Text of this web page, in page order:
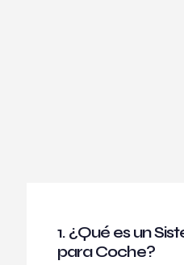
1. ¿Qué es un
para Coche?